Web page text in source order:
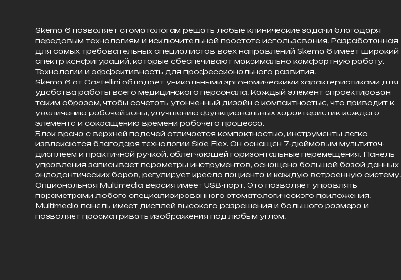
Skema 6 позволяет стоматологам решать любые клинические задачи благодаря
передовым технологиям и исключительной простоте использования. Разработанная
для самых требовательных специалистов всех направлений Skema 6 имеет широкий
спектр конфигураций, которые обеспечивают максимально комфортную работу.
Технологии и эффективность для профессионального развития.
Skema 6 от Castellini обладает уникальными эргономическими характеристиками для
удобства работы всего медицинского персонала. Каждый элемент спроектирован
таким образом, чтобы сочетать утонченный дизайн с компактностью, что приводит к
увеличению рабочей зоны, улучшению функциональных характеристик каждого
элемента и сокращению времени рабочего процесса.
Блок врача с верхней подачей отличается компактностью, инструменты легко
извлекаются благодаря технологии Side Flex. Он оснащен 7-дюймовым мультитач-
дисплеем и практичной ручкой, облегчающей горизонтальные перемещения. Панель
управления записывает параметры инструментов, оснащена большой базой данных
эндодонтических боров, регулирует кресло пациента и каждую встроенную систему.
Опциональная Multimedia версия имеет USB-порт. Это позволяет управлять
параметрами любого специализированного стоматологического приложения.
Multimedia панель имеет дисплей высокого разрешения и большого размера и
позволяет просматривать изображения под любым углом.